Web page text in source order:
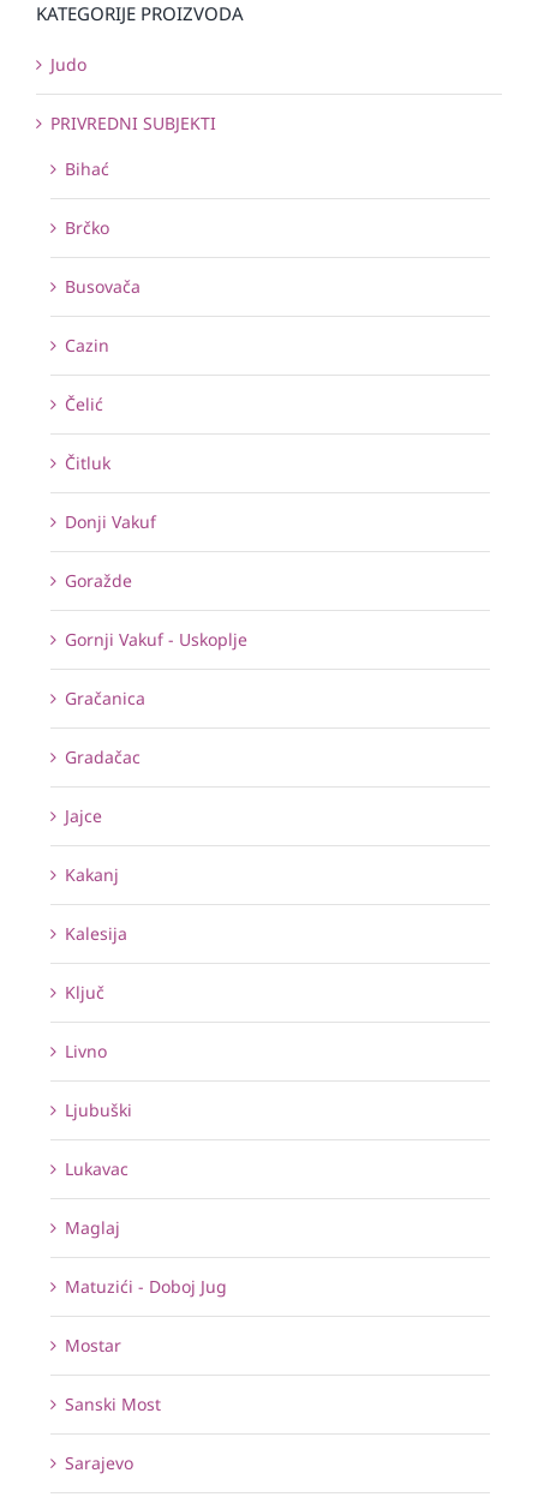
KATEGORIJE PROIZVODA
Judo
PRIVREDNI SUBJEKTI
Bihać
Brčko
Busovača
Cazin
Čelić
Čitluk
Donji Vakuf
Goražde
Gornji Vakuf - Uskoplje
Gračanica
Gradačac
Jajce
Kakanj
Kalesija
Ključ
Livno
Ljubuški
Lukavac
Maglaj
Matuzići - Doboj Jug
Mostar
Sanski Most
Sarajevo